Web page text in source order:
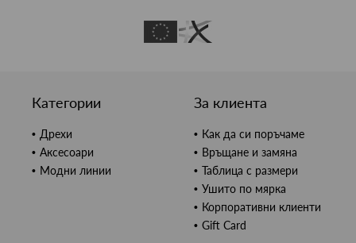
Категории
Дрехи
Аксесоари
Модни линии
За клиента
Как да си поръчаме
Връщане и замяна
Таблица с размери
Ушито по мярка
Корпоративни клиенти
Gift Card